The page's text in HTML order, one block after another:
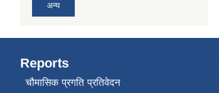
अन्य
Reports
चौमासिक प्रगति प्रतिवेदन